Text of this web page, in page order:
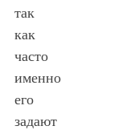
так
как
часто
именно
его
задают